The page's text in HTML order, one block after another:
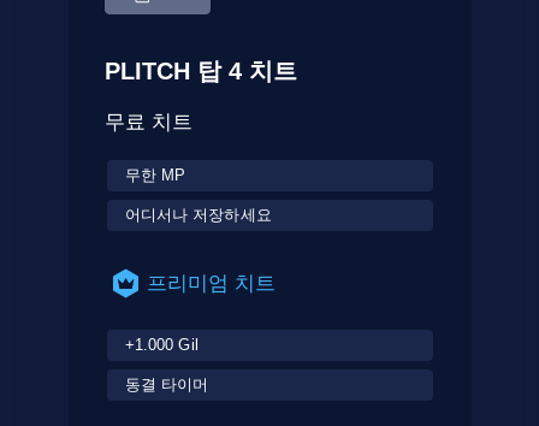
PLITCH 탑 4 치트
무료 치트
무한 MP
어디서나 저장하세요
프리미엄 치트
+1.000 Gil
동결 타이머